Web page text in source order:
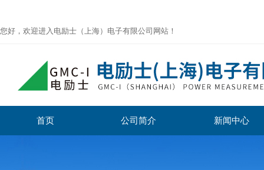
您好，欢迎进入电励士（上海）电子有限公司网站！
首页 公司简介 新闻中心